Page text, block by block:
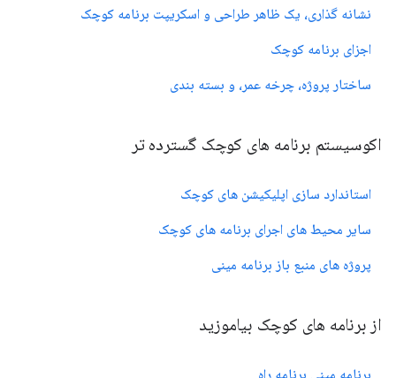
نشانه گذاری، یک ظاهر طراحی و اسکریپت برنامه کوچک
اجزای برنامه کوچک
ساختار پروژه، چرخه عمر، و بسته بندی
اکوسیستم برنامه های کوچک گسترده تر
استاندارد سازی اپلیکیشن های کوچک
سایر محیط های اجرای برنامه های کوچک
پروژه های منبع باز برنامه مینی
از برنامه های کوچک بیاموزید